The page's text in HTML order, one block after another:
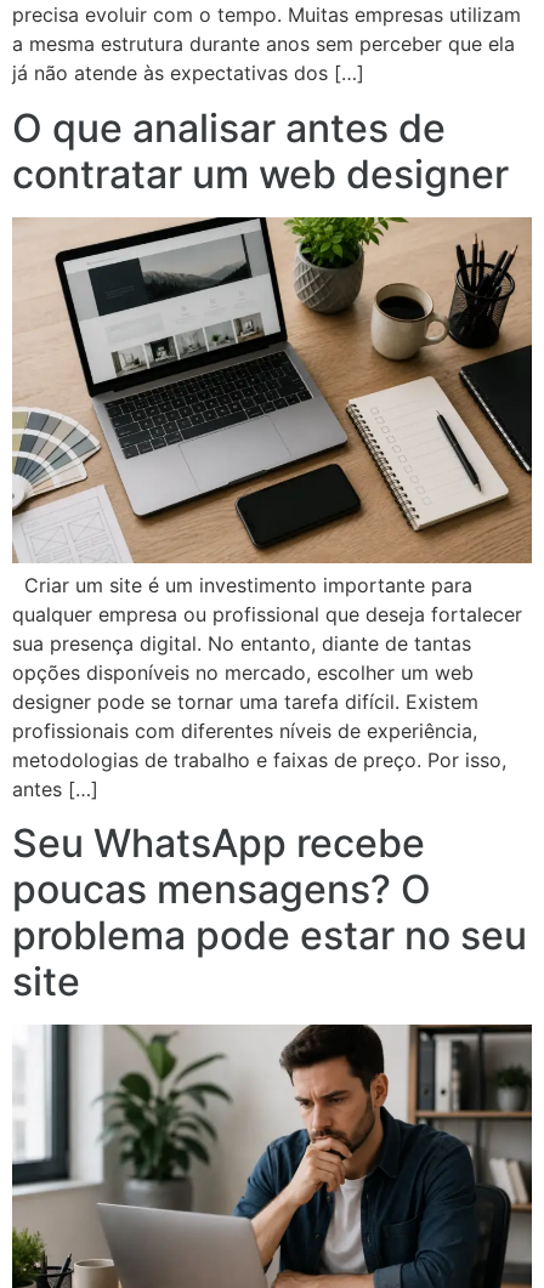
precisa evoluir com o tempo. Muitas empresas utilizam
a mesma estrutura durante anos sem perceber que ela
já não atende às expectativas dos […]
O que analisar antes de
contratar um web designer
Criar um site é um investimento importante para
qualquer empresa ou profissional que deseja fortalecer
sua presença digital. No entanto, diante de tantas
opções disponíveis no mercado, escolher um web
designer pode se tornar uma tarefa difícil. Existem
profissionais com diferentes níveis de experiência,
metodologias de trabalho e faixas de preço. Por isso,
antes […]
Seu WhatsApp recebe
poucas mensagens? O
problema pode estar no seu
site